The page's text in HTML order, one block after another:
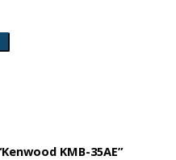
KMB-35AE”